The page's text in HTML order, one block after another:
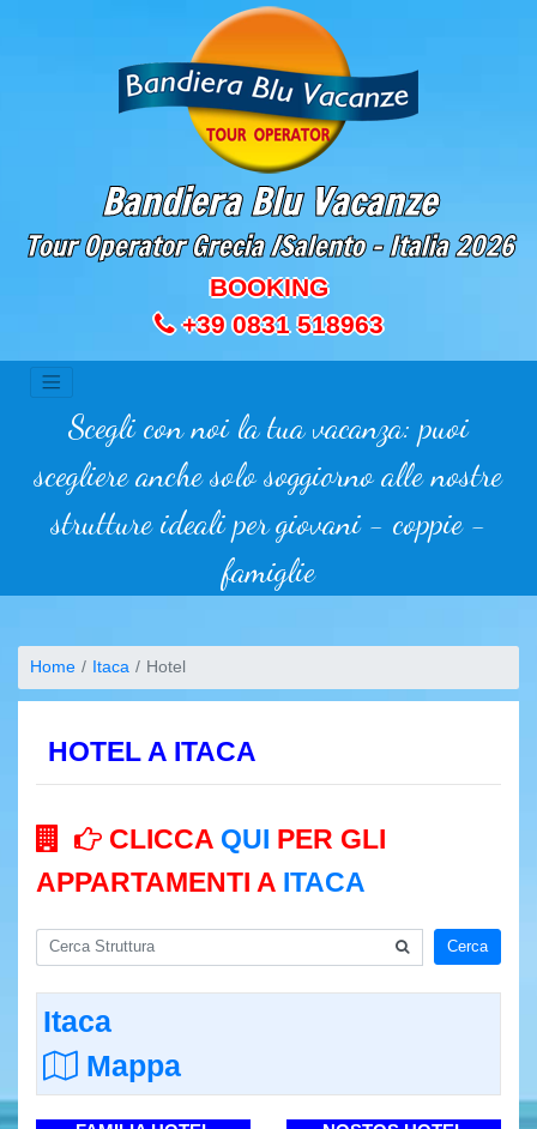
Bandiera Blu Vacanze
Tour Operator Grecia /Salento - Italia2026
BOOKING
+39 0831 518963
Scegli con noi la tua vacanza: puoi
scegliere anche solo soggiorno alle nostre
strutture ideali per giovani - coppie -
famiglie
Home Itaca Hotel
HOTEL A ITACA
CLICCA QUI PER GLI
APPARTAMENTI A ITACA
Cerca
Itaca
Mappa